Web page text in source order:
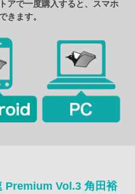
アで一度購入すると、スマホ
きます。
Premium Vol.3 角田裕